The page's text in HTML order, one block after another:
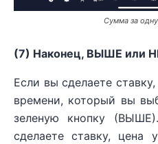
Сумма за
(7) Наконец, ВЫШЕ или
Если вы сделаете
времени, который вы
зеленую кнопку
сделаете ставку, цена